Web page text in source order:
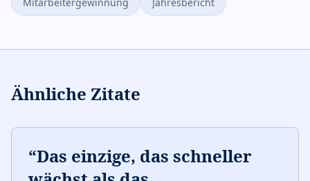
Ähnliche Zitate
“Das einzige, das schneller